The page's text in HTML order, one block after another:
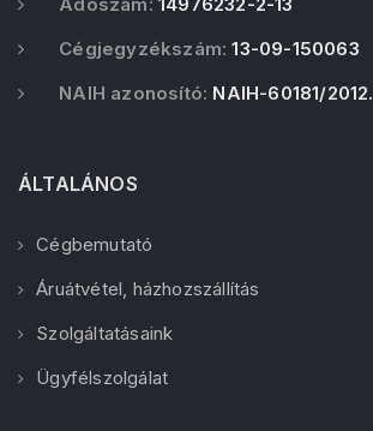
Cégjegyzékszám: 13-09-150063
NAIH azonosító: NAIH-60181/2012.
ÁLTALÁNOS
Cégbemutató
Áruátvétel, házhozszállítás
Szolgáltatásaink
Ügyfélszolgálat